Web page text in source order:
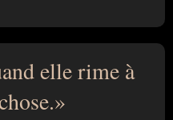
elle rime à